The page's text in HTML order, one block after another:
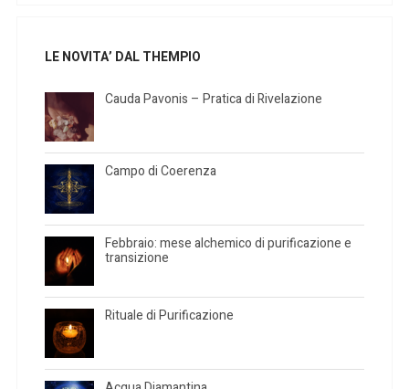
LE NOVITA’ DAL THEMPIO
Cauda Pavonis – Pratica di Rivelazione
Campo di Coerenza
Febbraio: mese alchemico di purificazione e
transizione
Rituale di Purificazione